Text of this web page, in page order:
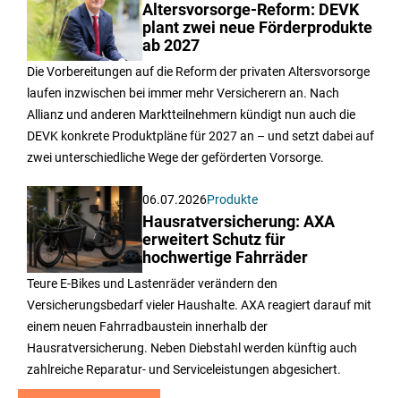
Altersvorsorge-Reform: DEVK
plant zwei neue Förderprodukte
ab 2027
Die Vorbereitungen auf die Reform der privaten Altersvorsorge
laufen inzwischen bei immer mehr Versicherern an. Nach
Allianz und anderen Marktteilnehmern kündigt nun auch die
DEVK konkrete Produktpläne für 2027 an – und setzt dabei auf
zwei unterschiedliche Wege der geförderten Vorsorge.
06.07.2026Produkte
Hausratversicherung: AXA
erweitert Schutz für
hochwertige Fahrräder
Teure E-Bikes und Lastenräder verändern den
Versicherungsbedarf vieler Haushalte. AXA reagiert darauf mit
einem neuen Fahrradbaustein innerhalb der
Hausratversicherung. Neben Diebstahl werden künftig auch
zahlreiche Reparatur- und Serviceleistungen abgesichert.